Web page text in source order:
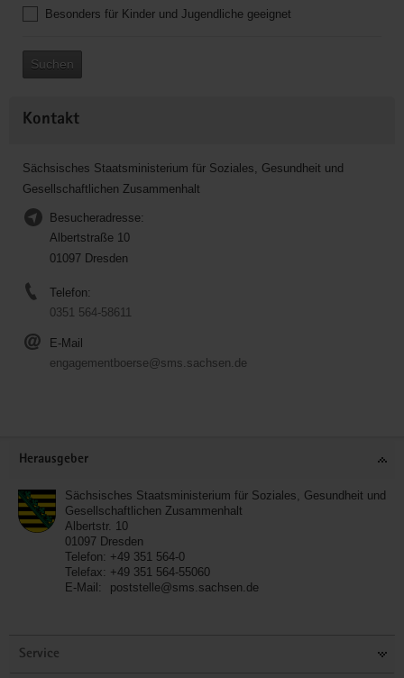
Besonders für Kinder und Jugendliche geeignet
Suchen
Kontakt
Sächsisches Staatsministerium für Soziales, Gesundheit und
Gesellschaftlichen Zusammenhalt
Besucheradresse:
Albertstraße 10
01097 Dresden
Telefon:
0351 564-58611
E-Mail
engagementboerse@sms.sachsen.de
Herausgeber
Sächsisches Staatsministerium für Soziales, Gesundheit und
Gesellschaftlichen Zusammenhalt
Albertstr. 10
01097 Dresden
Telefon: +49 351 564-0
Telefax: +49 351 564-55060
E-Mail:
poststelle@sms.sachsen.de
Service